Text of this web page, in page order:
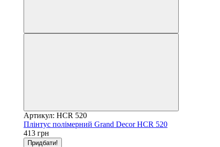
Артикул: HCR 520
Плінтус полімерний Grand Decor HCR 520
413 грн
Придбати!